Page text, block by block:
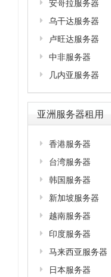
安哥拉服务器
乌干达服务器
卢旺达服务器
中非服务器
几内亚服务器
亚洲服务器租用
香港服务器
台湾服务器
韩国服务器
新加坡服务器
越南服务器
印度服务器
马来西亚服务器
日本服务器